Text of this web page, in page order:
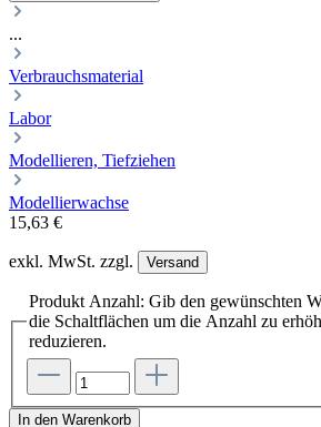
...
Verbrauchsmaterial
Labor
Modellieren, Tiefziehen
Modellierwachse
15,63 €
exkl. MwSt. zzgl. Versand
Produkt Anzahl: Gib den gewünschten
die Schaltflächen um die Anzahl zu
reduzieren.
In den Warenkorb